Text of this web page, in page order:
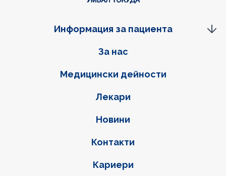
Фуутер навигация
За нас
Медицински дейности
Лекари
Новини
Контакти
Кариери
Информация за пациента